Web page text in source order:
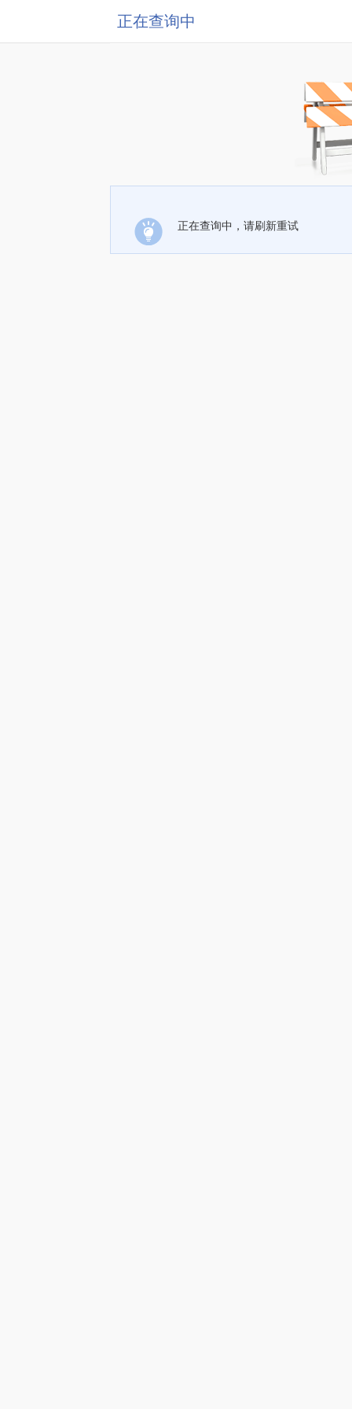
正在查询中
正在查询中，请刷新重试